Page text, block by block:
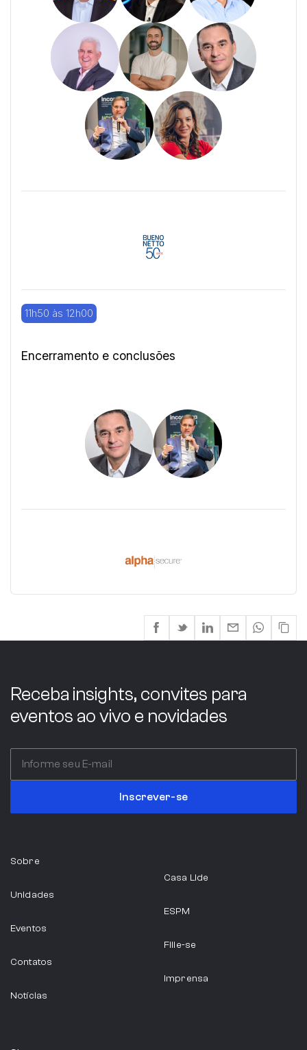
11h50 às 12h00
Encerramento e conclusões
Receba insights, convites para
eventos ao vivo e novidades
Inscrever-se
Sobre
Unidades
Eventos
Contatos
Notícias
Casa Lide
ESPM
Filie-se
Imprensa